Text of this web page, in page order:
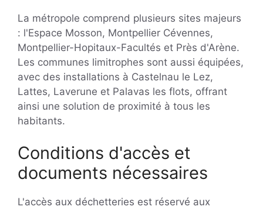
La métropole comprend plusieurs sites majeurs
: l'Espace Mosson, Montpellier Cévennes,
Montpellier-Hopitaux-Facultés et Près d'Arène.
Les communes limitrophes sont aussi équipées,
avec des installations à Castelnau le Lez,
Lattes, Laverune et Palavas les flots, offrant
ainsi une solution de proximité à tous les
habitants.
Conditions d'accès et
documents nécessaires
L'accès aux déchetteries est réservé aux